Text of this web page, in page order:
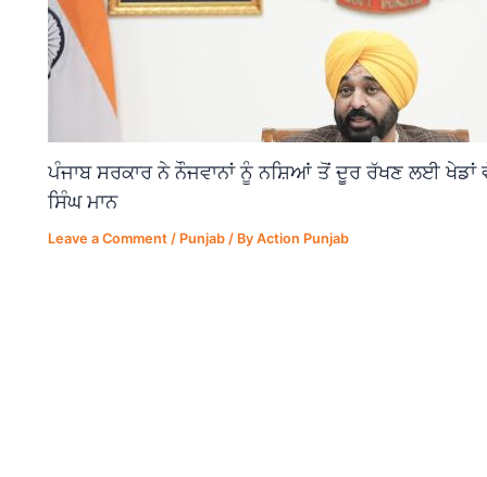
ਪੰਜਾਬ ਸਰਕਾਰ ਨੇ ਨੌਜਵਾਨਾਂ ਨੂੰ ਨਸ਼ਿਆਂ ਤੋਂ ਦੂਰ ਰੱਖਣ ਲਈ ਖੇਡਾਂ
ਸਿੰਘ ਮਾਨ
Leave a Comment / Punjab / ByAction Punjab